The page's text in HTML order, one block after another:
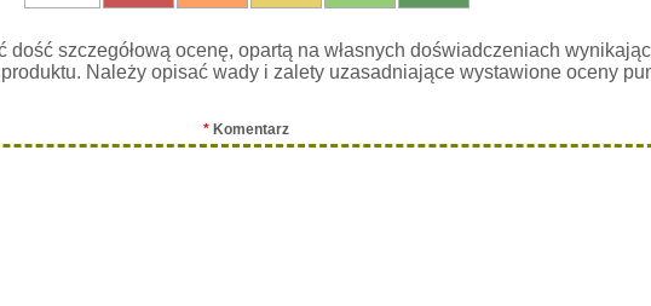
szczegółową ocenę, opartą na własnych doświadczeniach
Należy opisać wady i zalety uzasadniające wystawione oceny
* Komentarz